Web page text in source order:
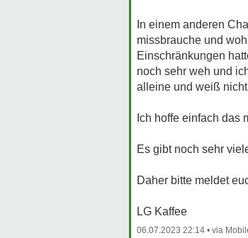
In einem anderen
missbrauche und
Einschränkungen
noch sehr weh und
alleine und weiß
Ich hoffe einfach das
Es gibt noch sehr
Daher bitte meldet
LG Kaffee
06.07.2023 22:14 •